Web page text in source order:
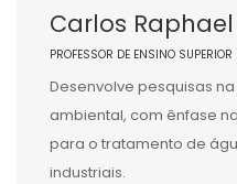
Carlos
PROFESSOR DE ENSINO SUPERIOR
Desenvolve pesquisas
ambiental, com ênfase
para o tratamento de
industriais.